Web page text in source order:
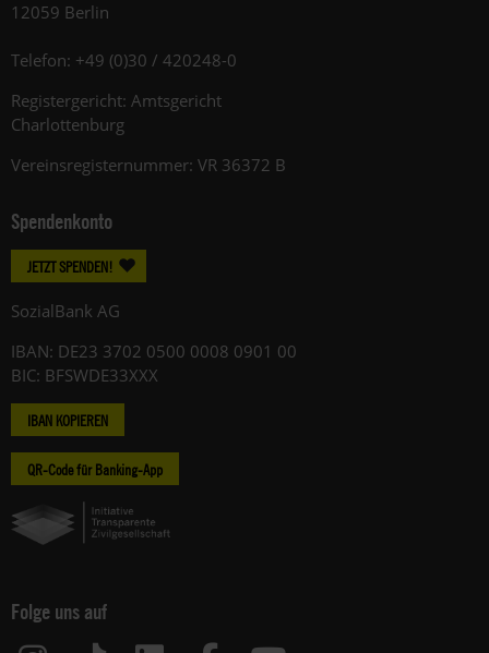
12059 Berlin
Telefon: +49 (0)30 / 420248-0
Registergericht: Amtsgericht
Charlottenburg
Vereinsregisternummer: VR 36372 B
Spendenkonto
JETZT SPENDEN!
SozialBank AG
IBAN: DE23 3702 0500 0008 0901 00
BIC: BFSWDE33XXX
IBAN KOPIEREN
QR-Code für Banking-App
Folge uns auf